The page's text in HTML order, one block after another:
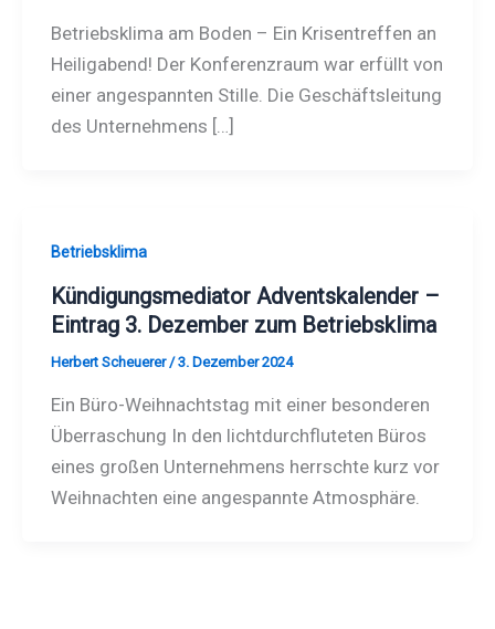
Betriebsklima am Boden – Ein Krisentreffen an
Heiligabend! Der Konferenzraum war erfüllt von
einer angespannten Stille. Die Geschäftsleitung
des Unternehmens […]
Betriebsklima
Kündigungsmediator Adventskalender –
Eintrag 3. Dezember zum Betriebsklima
Herbert Scheuerer /3. Dezember 2024
Ein Büro-Weihnachtstag mit einer besonderen
Überraschung In den lichtdurchfluteten Büros
eines großen Unternehmens herrschte kurz vor
Weihnachten eine angespannte Atmosphäre.